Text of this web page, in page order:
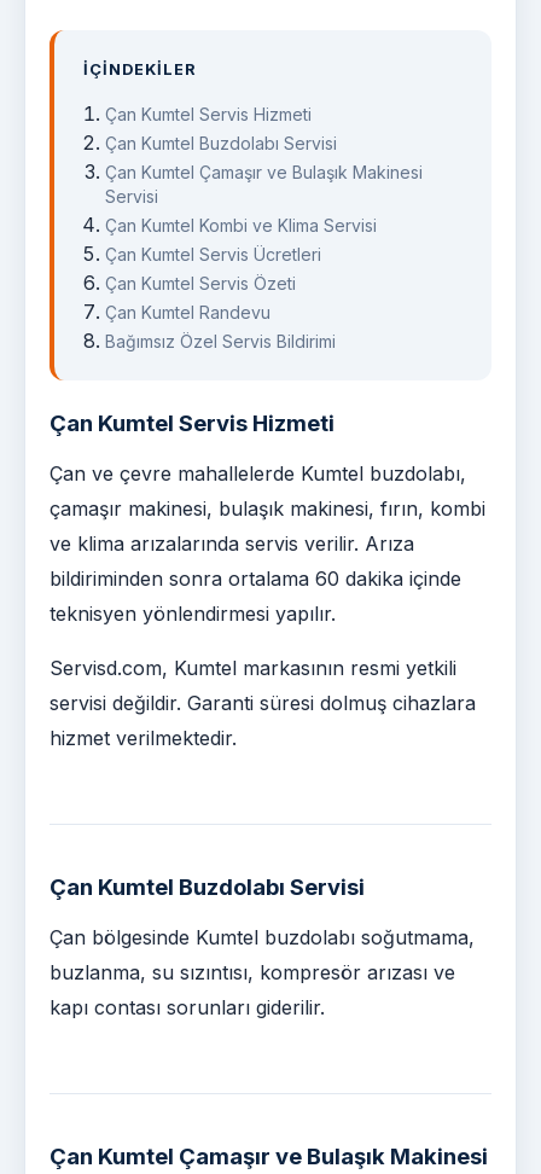
İÇINDEKILER
Çan Kumtel Servis Hizmeti
Çan Kumtel Buzdolabı Servisi
Çan Kumtel Çamaşır ve Bulaşık Makinesi
Servisi
Çan Kumtel Kombi ve Klima Servisi
Çan Kumtel Servis Ücretleri
Çan Kumtel Servis Özeti
Çan Kumtel Randevu
Bağımsız Özel Servis Bildirimi
Çan Kumtel Servis Hizmeti
Çan ve çevre mahallelerde Kumtel buzdolabı,
çamaşır makinesi, bulaşık makinesi, fırın, kombi
ve klima arızalarında servis verilir. Arıza
bildiriminden sonra ortalama 60 dakika içinde
teknisyen yönlendirmesi yapılır.
Servisd.com, Kumtel markasının resmi yetkili
servisi değildir. Garanti süresi dolmuş cihazlara
hizmet verilmektedir.
Çan Kumtel Buzdolabı Servisi
Çan bölgesinde Kumtel buzdolabı soğutmama,
buzlanma, su sızıntısı, kompresör arızası ve
kapı contası sorunları giderilir.
Çan Kumtel Çamaşır ve Bulaşık Makinesi